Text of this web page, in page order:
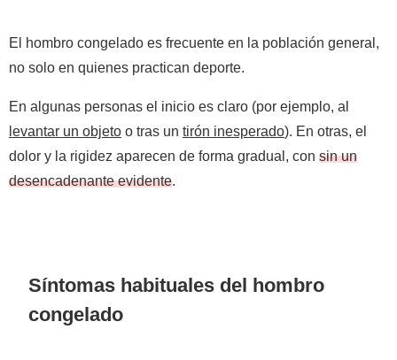
El hombro congelado es frecuente en la población general,
no solo en quienes practican deporte.
En algunas personas el inicio es claro (por ejemplo, al
levantar un objeto o tras un tirón inesperado). En otras, el
dolor y la rigidez aparecen de forma gradual, con sin un
desencadenante evidente
Síntomas habituales del hombro
congelado